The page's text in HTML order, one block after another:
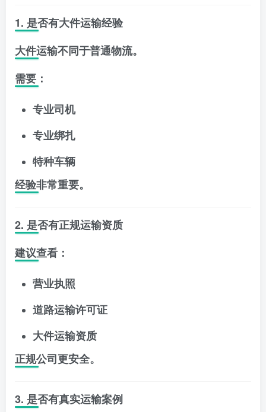
1. 是否有大件运输经验
大件运输不同于普通物流。
需要：
专业司机
专业绑扎
特种车辆
经验非常重要。
2. 是否有正规运输资质
建议查看：
营业执照
道路运输许可证
大件运输资质
正规公司更安全。
3. 是否有真实运输案例